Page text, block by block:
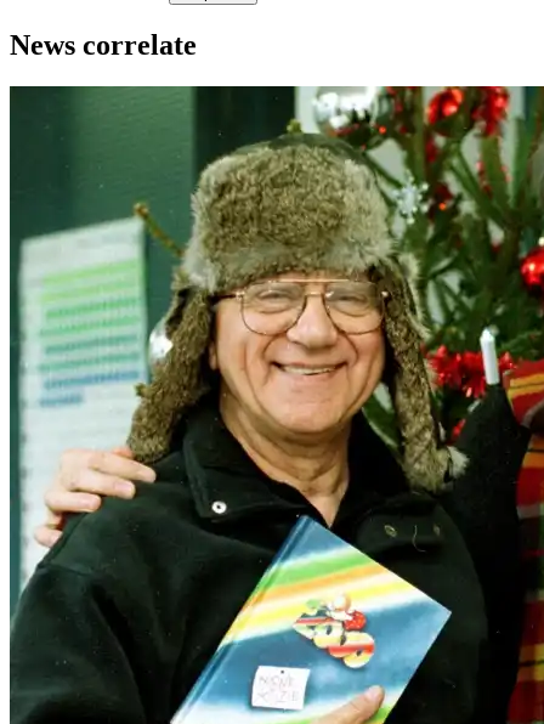
News correlate